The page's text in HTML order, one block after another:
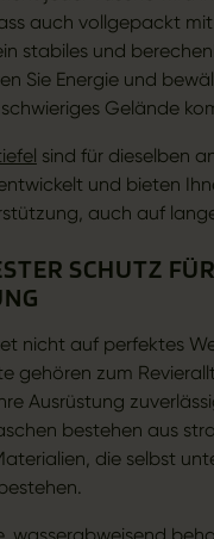
auch vollgepackt
stabiles und
Sie Energie und
Gelände
sind für dieselben
und bieten
auch auf
SCHUTZ
nicht auf perfektes
gehören zum
Ausrüstung
bestehen aus
die selbst